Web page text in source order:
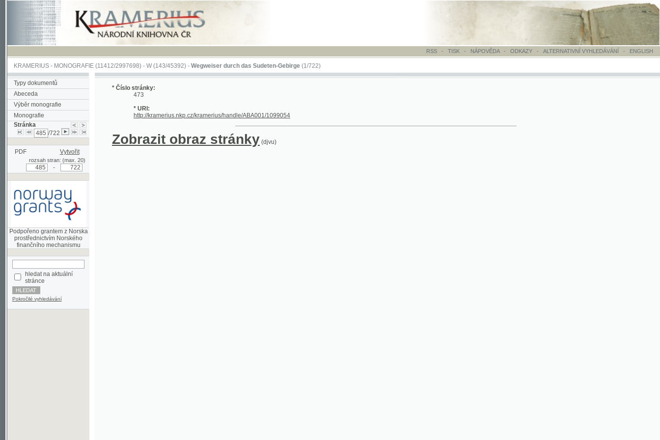
RSS - TISK-NÁPOVĚDA - ODKAZY - ALTERNATIVNÍ VYHLEDÁVÁNÍ- ENGLISH
KRAMERIUS-MONOGRAFIE(11412/2997698) -W (143/45392)-Wegweiser durch das Sudeten-Gebirge(1/722)
Typy dokumentů
Abeceda
Výběr monografie
Monografie
Stránka
/722
PDF Vytvořit
rozsah stran: (max. 20)
Podpořeno grantem z Norska
prostřednictvím Norského
hledat na aktuální
stránce
Pokročilé vyhledávání
* Číslo stránky:
473
* URI:
http://kramerius.nkp.cz/kramerius/handle/ABA001/1099054
Zobrazit obraz stránky